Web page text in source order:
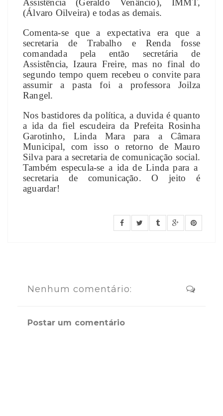
Assistência (Geraldo Venâncio), IMMT,
(Álvaro Oilveira) e todas as demais.
Comenta-se que a expectativa era que a
secretaria de Trabalho e Renda fosse
comandada pela então secretária de
Assistência, Izaura Freire, mas no final do
segundo tempo quem recebeu o convite para
assumir a pasta foi a professora Joilza
Rangel.
Nos bastidores da política, a duvida é quanto
a ida da fiel escudeira da Prefeita Rosinha
Garotinho, Linda Mara para a Câmara
Municipal, com isso o retorno de Mauro
Silva para a secretaria de comunicação social.
Também especula-se a ida de Linda para a
secretaria de comunicação. O jeito é
aguardar!
Nenhum comentário:
Postar um comentário